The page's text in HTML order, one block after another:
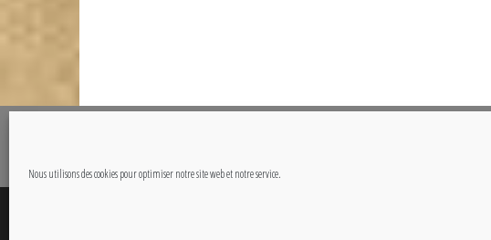
Nous utilisons des cookies pour optimiser notre site web et notre service.